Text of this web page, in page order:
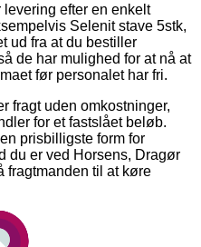
efter en enkelt
Selenit stave 5stk,
ud fra at du bestiller
de har mulighed for at nå at
før personalet har fri.
fragt uden omkostninger,
for et fastslået beløb.
prisbilligste form for
du er ved Horsens, Dragør
fragtmanden til at køre